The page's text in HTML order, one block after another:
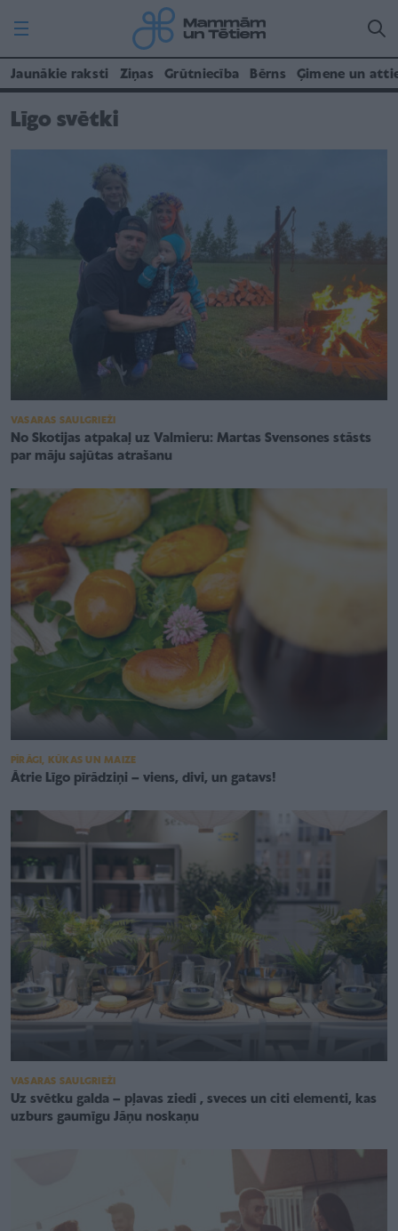
Jaunākie raksti Ziņas Grūtniecība Bērns Ģimene un
Līgo svētki
VASARAS SAULGRIEŽI
No Skotijas atpakaļ uz Valmieru: Martas Svensones stāsts
par māju sajūtas atrašanu
PĪRĀGI, KŪKAS UN MAIZE
Ātrie Līgo pīrādziņi – viens, divi, un gatavs!
VASARAS SAULGRIEŽI
Uz svētku galda – pļavas ziedi , sveces un citi elementi, kas
uzburs gaumīgu Jāņu noskaņu